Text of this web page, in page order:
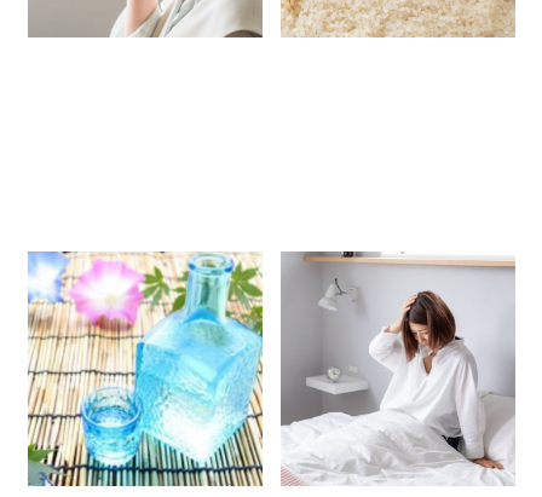
キンキンに冷えたお酒が恋しい
季節に！日本酒の冷やし方と、
「冷や」と「冷酒」の違いを分か
りやすく解説
2025.06.09
日本酒豆知識
商品情報
店長ブログ
飲み会シーズンもこれで安心！
二日酔い対策と、二日酔いにお
すすめの食べ物を解説
日本酒豆知識 店長ブログ